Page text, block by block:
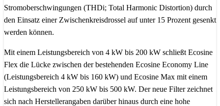
Stromoberschwingungen (THDi; Total Harmonic Distortion) durch
den Einsatz einer Zwischenkreisdrossel auf unter 15 Prozent gesenkt
werden können.
Mit einem Leistungsbereich von 4 kW bis 200 kW schließt Ecosine
Flex die Lücke zwischen der bestehenden Ecosine Economy Line
(Leistungsbereich 4 kW bis 160 kW) und Ecosine Max mit einem
Leistungsbereich von 250 kW bis 500 kW. Der neue Filter zeichnet
sich nach Herstellerangaben darüber hinaus durch eine hohe